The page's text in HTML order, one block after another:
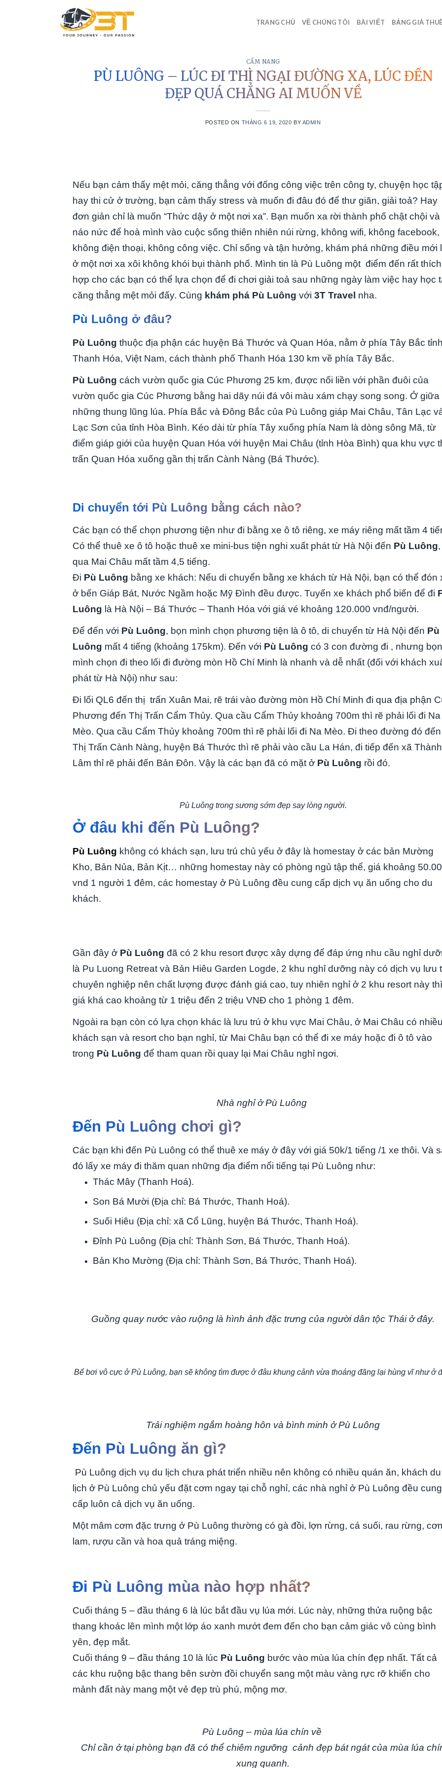
TRANG CHỦ VỀ CHÚNG TÔI BÀI VIẾT BẢNG GIÁ
CẨM NANG
PÙ LUÔNG – LÚC ĐI THÌ NGẠI ĐƯỜNG XA, LÚC ĐẾN
ĐẸP QUÁ CHẲNG AI MUỐN VỀ
POSTED ON THÁNG 6 19, 2020 BY ADMIN
Nếu bạn cảm thấy mệt mỏi, căng thẳng với đống công việc trên công ty, chuyện học
hay thi cử ở trường, bạn cảm thấy stress và muốn đi đâu đó để thư giãn, giải toả? Hay
đơn giản chỉ là muốn “Thức dậy ở một nơi xa”. Bạn muốn xa rời thành phố chật chội và
náo nức để hoà mình vào cuộc sống thiên nhiên núi rừng, không wifi, không facebook,
không điện thoại, không công việc. Chỉ sống và tận hưởng, khám phá những điều mới
ở một nơi xa xôi không khói bụi thành phố. Mình tin là Pù Luông một điểm đến rất thích
hợp cho các bạn có thể lựa chọn để đi chơi giải toả sau những ngày làm việc hay học
căng thẳng mệt mỏi đấy. Cùng khám phá Pù Luông với 3T Travel nha.
Pù Luông ở đâu?
Pù Luông thuộc địa phận các huyện Bá Thước và Quan Hóa, nằm ở phía Tây Bắc
Thanh Hóa, Việt Nam, cách thành phố Thanh Hóa 130 km về phía Tây Bắc.
Pù Luông cách vườn quốc gia Cúc Phương 25 km, được nối liền với phần đuôi của
vườn quốc gia Cúc Phương bằng hai dãy núi đá vôi màu xám chạy song song. Ở giữa
những thung lũng lúa. Phía Bắc và Đông Bắc của Pù Luông giáp Mai Châu, Tân Lạc
Lạc Sơn của tỉnh Hòa Bình. Kéo dài từ phía Tây xuống phía Nam là dòng sông Mã, từ
điểm giáp giới của huyện Quan Hóa với huyện Mai Châu (tỉnh Hòa Bình) qua khu vực
trấn Quan Hóa xuống gần thị trấn Cành Nàng (Bá Thước).
Di chuyển tới Pù Luông bằng cách nào?
Các bạn có thể chọn phương tiện như đi bằng xe ô tô riêng, xe máy riêng mất tầm 4
Có thể thuê xe ô tô hoặc thuê xe mini-bus tiện nghi xuất phát từ Hà Nội đến Pù Luông
qua Mai Châu mất tầm 4,5 tiếng.
Đi Pù Luông bằng xe khách: Nếu di chuyển bằng xe khách từ Hà Nội, bạn có thể đón
ở bến Giáp Bát, Nước Ngầm hoặc Mỹ Đình đều được. Tuyến xe khách phổ biến để đi
Luông là Hà Nội – Bá Thước – Thanh Hóa với giá vé khoảng 120.000 vnđ/người.
Để đến với Pù Luông, bọn mình chọn phương tiện là ô tô, di chuyển từ Hà Nội đến Pù
Luông mất 4 tiếng (khoảng 175km). Đến với Pù Luông có 3 con đường đi , nhưng bọn
mình chọn đi theo lối đi đường mòn Hồ Chí Minh là nhanh và dễ nhất (đối với khách
phát từ Hà Nội) như sau:
Đi lối QL6 đến thị trấn Xuân Mai, rẽ trái vào đường mòn Hồ Chí Minh đi qua địa phận
Phương đến Thị Trấn Cẩm Thủy. Qua cầu Cẩm Thủy khoảng 700m thì rẽ phải lối đi Na
Mèo. Qua cầu Cẩm Thủy khoảng 700m thì rẽ phải lối đi Na Mèo. Đi theo đường đó đến
Thị Trấn Cành Nàng, huyện Bá Thước thì rẽ phải vào cầu La Hán, đi tiếp đến xã Thành
Lâm thỉ rẽ phải đến Bản Đôn. Vậy là các bạn đã có mặt ở Pù Luông rồi đó.
Pù Luông trong sương sớm đẹp say lòng người.
Ở đâu khi đến Pù Luông?
Pù Luông không có khách sạn, lưu trú chủ yếu ở đây là homestay ở các bản Mường
Kho, Bản Nủa, Bản Kịt… những homestay này có phòng ngủ tập thể, giá khoảng
vnd 1 người 1 đêm, các homestay ở Pù Luông đều cung cấp dịch vụ ăn uống cho du
khách.
Gần đây ở Pù Luông đã có 2 khu resort được xây dựng để đáp ứng nhu cầu nghỉ
là Pu Luong Retreat và Bản Hiêu Garden Logde, 2 khu nghỉ dưỡng này có dịch vụ lưu
chuyên nghiệp nên chất lượng được đánh giá cao, tuy nhiên nghỉ ở 2 khu resort này thì
giá khá cao khoảng từ 1 triệu đến 2 triệu VNĐ cho 1 phòng 1 đêm.
Ngoài ra bạn còn có lựa chọn khác là lưu trú ở khu vực Mai Châu, ở Mai Châu có
khách sạn và resort cho bạn nghỉ, từ Mai Châu bạn có thể đi xe máy hoặc đi ô tô vào
trong Pù Luông để tham quan rồi quay lại Mai Châu nghỉ ngơi.
Nhà nghỉ ở Pù Luông
Đến Pù Luông chơi gì?
Các bạn khi đến Pù Luông có thể thuê xe máy ở đây với giá 50k/1 tiếng /1 xe thôi. Và
đó lấy xe máy đi thăm quan những địa điểm nổi tiếng tại Pù Luông như:
Thác Mây (Thanh Hoá).
Son Bá Mười (Địa chỉ: Bá Thước, Thanh Hoá).
Suối Hiêu (Địa chỉ: xã Cổ Lũng, huyện Bá Thước, Thanh Hoá).
Đỉnh Pù Luông (Địa chỉ: Thành Sơn, Bá Thước, Thanh Hoá).
Bản Kho Mường (Địa chỉ: Thành Sơn, Bá Thước, Thanh Hoá).
Guồng quay nước vào ruộng là hình ảnh đặc trưng của người dân tộc Thái ở đây.
Bể bơi vô cực ở Pù Luông, bạn sẽ không tìm được ở đâu khung cảnh vừa thoáng đãng lại hùng vĩ như ở
Trải nghiệm ngắm hoàng hôn và bình minh ở Pù Luông
Đến Pù Luông ăn gì?
Pù Luông dịch vụ du lịch chưa phát triển nhiều nên không có nhiều quán ăn, khách du
lịch ở Pù Luông chủ yếu đặt cơm ngay tại chỗ nghỉ, các nhà nghỉ ở Pù Luông đều cung
cấp luôn cả dịch vụ ăn uống.
Một mâm cơm đặc trưng ở Pù Luông thường có gà đồi, lợn rừng, cá suối, rau rừng,
lam, rượu cần và hoa quả tráng miệng.
Đi Pù Luông mùa nào hợp nhất?
Cuối tháng 5 – đầu tháng 6 là lúc bắt đầu vụ lúa mới. Lúc này, những thửa ruộng bậc
thang khoác lên mình một lớp áo xanh mướt đem đến cho bạn cảm giác vô cùng bình
yên, đẹp mắt.
Cuối tháng 9 – đầu tháng 10 là lúc Pù Luông bước vào mùa lúa chín đẹp nhất. Tất cả
các khu ruộng bậc thang bên sườn đồi chuyển sang một màu vàng rực rỡ khiến cho
mảnh đất này mang một vẻ đẹp trù phú, mộng mơ.
Pù Luông – mùa lúa chín về
Chỉ cần ở tại phòng bạn đã có thể chiêm ngưỡng cảnh đẹp bát ngát của mùa lúa
xung quanh.